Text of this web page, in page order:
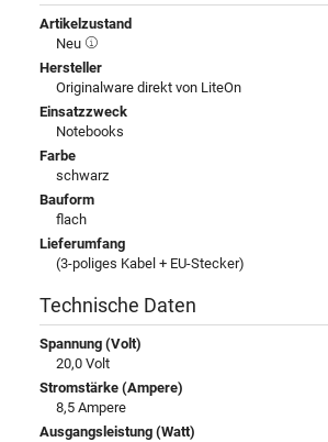
Artikelzustand
Neu
Hersteller
Originalware direkt von LiteOn
Einsatzzweck
Notebooks
Farbe
schwarz
Bauform
flach
Lieferumfang
(3-poliges Kabel + EU-Stecker)
Technische Daten
Spannung (Volt)
20,0 Volt
Stromstärke (Ampere)
8,5 Ampere
Ausgangsleistung (Watt)